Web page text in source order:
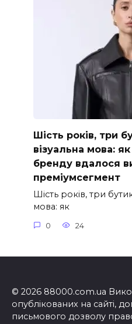
Шість років, три
візуальна мова:
бренду вдалося
преміумсегмент
Шість років, три
мова: як
0 24
© 2026 88000.com.ua
опублікованих на сайті,
письмового дозволу